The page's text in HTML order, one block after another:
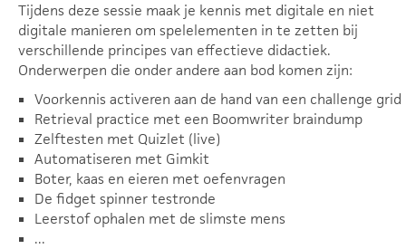
Tijdens deze sessie maak je kennis met digitale en niet
digitale manieren om spelelementen in te zetten bij
verschillende principes van effectieve didactiek.
Onderwerpen die onder andere aan bod komen zijn:
Voorkennis activeren aan de hand van een challenge grid
Retrieval practice met een Boomwriter braindump
Zelftesten met Quizlet (live)
Automatiseren met Gimkit
Boter, kaas en eieren met oefenvragen
De fidget spinner testronde
Leerstof ophalen met de slimste mens
...